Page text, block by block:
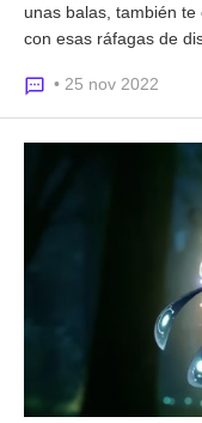
unas balas, también
con esas ráfagas de
• 25 nov 2022